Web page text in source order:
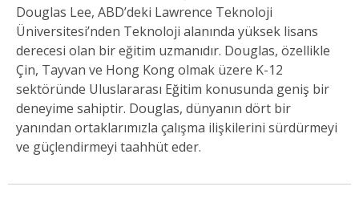
Douglas Lee, ABD’deki Lawrence Teknoloji
Üniversitesi’nden Teknoloji alanında yüksek lisans
derecesi olan bir eğitim uzmanıdır. Douglas, özellikle
Çin, Tayvan ve Hong Kong olmak üzere K-12
sektöründe Uluslararası Eğitim konusunda geniş bir
deneyime sahiptir. Douglas, dünyanın dört bir
yanından ortaklarımızla çalışma ilişkilerini sürdürmeyi
ve güçlendirmeyi taahhüt eder.